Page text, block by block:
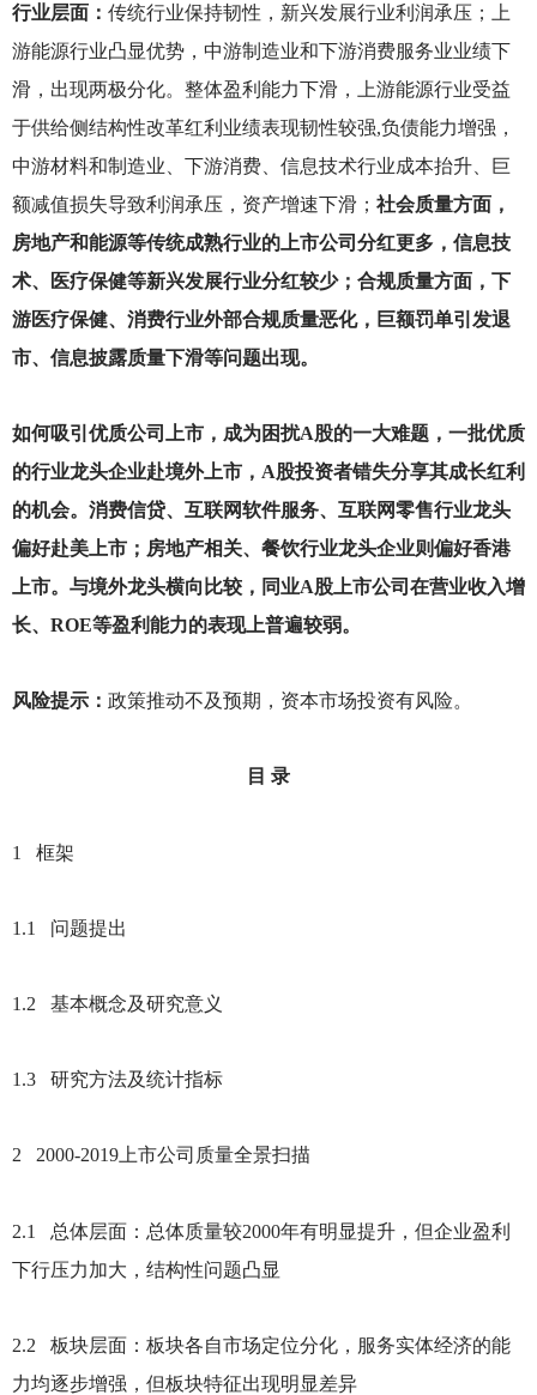
行业层面： 传统行业保持韧性，新兴发展行业利润承压；上
游能源行业凸显优势，中游制造业和下游消费服务业业绩下
滑，出现两极分化。整体盈利能力下滑，上游能源行业受益
于供给侧结构性改革红利业绩表现韧性较强,负债能力增强，
中游材料和制造业、下游消费、信息技术行业成本抬升、巨
额减值损失导致利润承压，资产增速下滑； 社会质量方面，
房地产和能源等传统成熟行业的上市公司分红更多，信息技
术、医疗保健等新兴发展行业分红较少；合规质量方面，下
游医疗保健、消费行业外部合规质量恶化，巨额罚单引发退
市、信息披露质量下滑等问题出现。
如何吸引优质公司上市，成为困扰A股的一大难题，一批优质
的行业龙头企业赴境外上市，A股投资者错失分享其成长红利
的机会。消费信贷、互联网软件服务、互联网零售行业龙头
偏好赴美上市；房地产相关、餐饮行业龙头企业则偏好香港
上市。与境外龙头横向比较，同业A股上市公司在营业收入增
长、ROE等盈利能力的表现上普遍较弱。
风险提示： 政策推动不及预期，资本市场投资有风险。
目 录
1 框架
1.1 问题提出
1.2 基本概念及研究意义
1.3 研究方法及统计指标
2 2000-2019上市公司质量全景扫描
2.1 总体层面：总体质量较2000年有明显提升，但企业盈利
下行压力加大，结构性问题凸显
2.2 板块层面：板块各自市场定位分化，服务实体经济的能
力均逐步增强，但板块特征出现明显差异